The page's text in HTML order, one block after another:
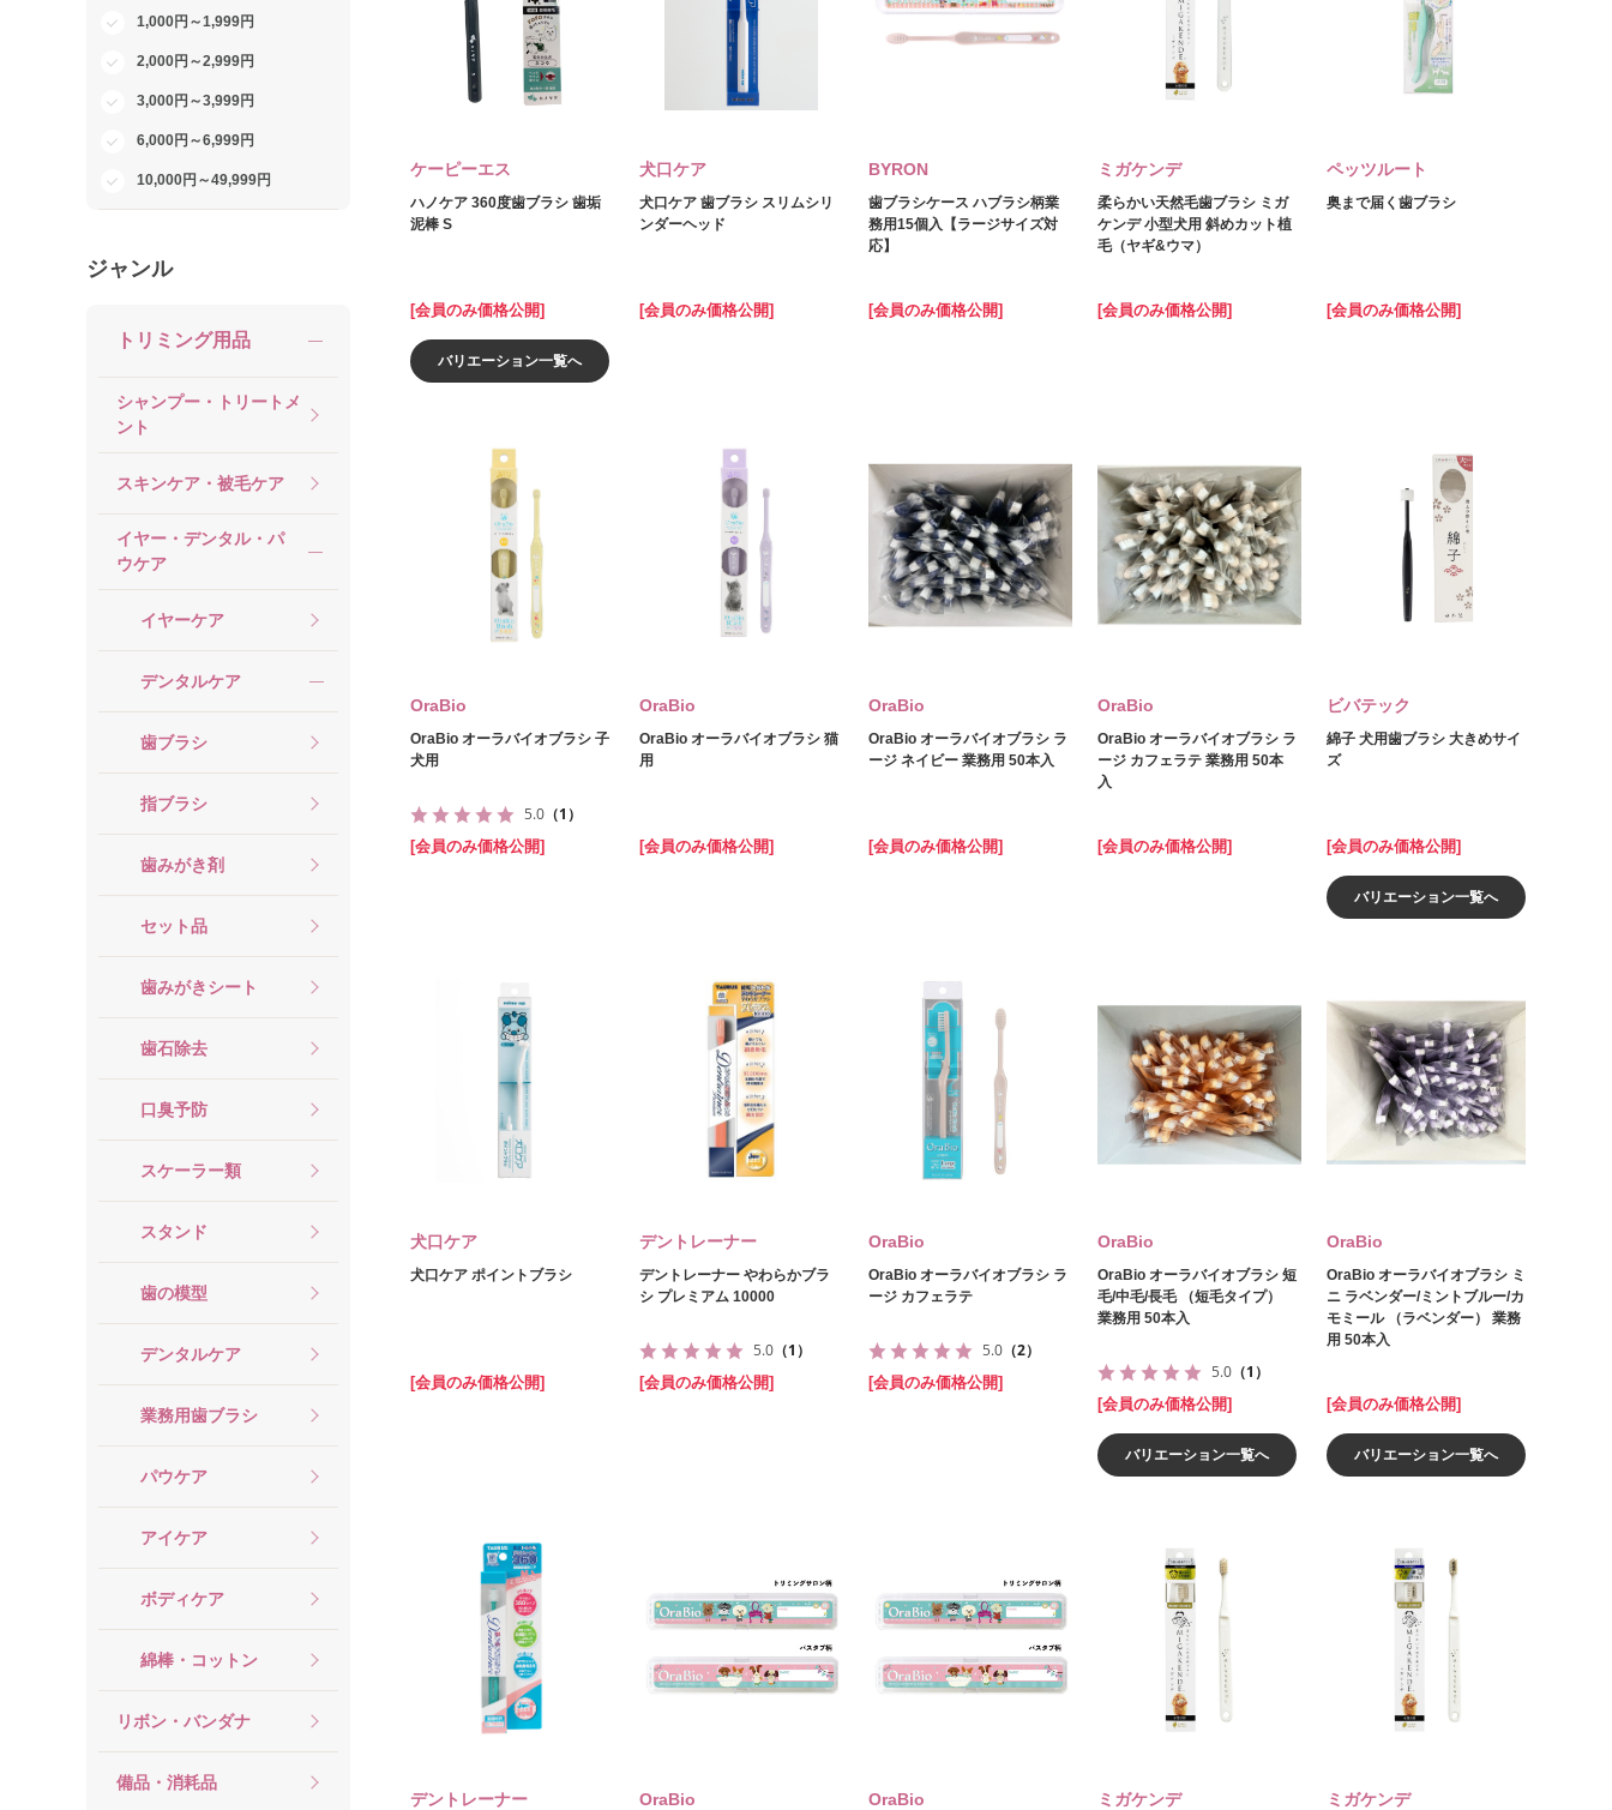
1,000円～1,999円
2,000円～2,999円
3,000円～3,999円
6,000円～6,999円
10,000円～49,999円
ジャンル
トリミング用品
シャンプー・トリートメ
ント
スキンケア・被毛ケア
イヤー・デンタル・パ
ウケア
イヤーケア
デンタルケア
歯ブラシ
指ブラシ
歯みがき剤
セット品
歯みがきシート
歯石除去
口臭予防
スケーラー類
スタンド
歯の模型
デンタルケア
業務用歯ブラシ
パウケア
アイケア
ボディケア
綿棒・コットン
リボン・バンダナ
備品・消耗品
ケーピーエス
ハノケア 360度歯ブラシ 歯垢
泥棒 S
[会員のみ価格公開]
バリエーション一覧へ
犬口ケア
犬口ケア 歯ブラシ スリムシリ
ンダーヘッド
[会員のみ価格公開]
BYRON
歯ブラシケース ハブラシ柄業
務用15個入【ラージサイズ対
応】
[会員のみ価格公開]
ミガケンデ
柔らかい天然毛歯ブラシ ミガ
ケンデ 小型犬用 斜めカット植
毛（ヤギ&ウマ）
[会員のみ価格公開]
ペッツルート
奥まで届く歯ブラシ
[会員のみ価格公開]
OraBio
OraBio オーラバイオブラシ 子
犬用
5.0 （1）
[会員のみ価格公開]
OraBio
OraBio オーラバイオブラシ 猫
用
[会員のみ価格公開]
OraBio
OraBio オーラバイオブラシ ラ
ージ ネイビー 業務用 50本入
[会員のみ価格公開]
OraBio
OraBio オーラバイオブラシ ラ
ージ カフェラテ 業務用 50本
入
[会員のみ価格公開]
ビバテック
綿子 犬用歯ブラシ 大きめサイ
ズ
[会員のみ価格公開]
バリエーション一覧へ
犬口ケア
犬口ケア ポイントブラシ
[会員のみ価格公開]
デントレーナー
デントレーナー やわらかブラ
シ プレミアム 10000
5.0 （1）
[会員のみ価格公開]
OraBio
OraBio オーラバイオブラシ ラ
ージ カフェラテ
5.0 （2）
[会員のみ価格公開]
OraBio
OraBio オーラバイオブラシ 短
毛/中毛/長毛 （短毛タイプ）
業務用 50本入
5.0 （1）
[会員のみ価格公開]
バリエーション一覧へ
OraBio
OraBio オーラバイオブラシ ミ
ニ ラベンダー/ミントブルー/カ
モミール （ラベンダー） 業務
用 50本入
[会員のみ価格公開]
バリエーション一覧へ
デントレーナー OraBio OraBio ミガケンデ ミガケンデ